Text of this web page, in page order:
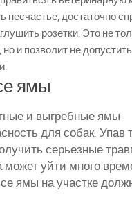
несчастье, достаточно
розетки. Это не
и позволит не допустить
ямы
и выгребные ямы
для собак. Упав
серьезные
уйти много
ямы на участке